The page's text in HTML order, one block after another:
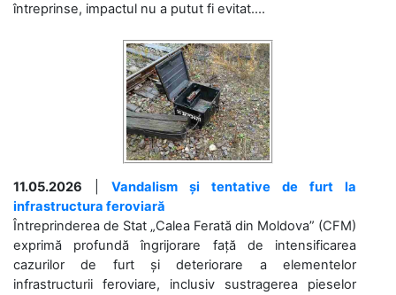
întreprinse, impactul nu a putut fi evitat....
11.05.2026
Vandalism și tentative de furt la
infrastructura feroviară
Întreprinderea de Stat „Calea Ferată din Moldova” (CFM)
exprimă profundă îngrijorare față de intensificarea
cazurilor de furt și deteriorare a elementelor
infrastructurii feroviare, inclusiv sustragerea pieselor